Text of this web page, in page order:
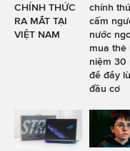
CHÍNH THỨC
RA MẮT TẠI
VIỆT NAM
chính
cấm
nước
mua thẻ
niệm 30
để đẩy
đầu cơ